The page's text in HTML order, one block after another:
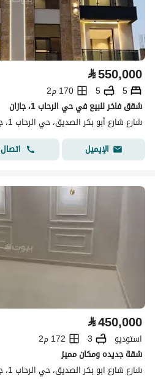
⃁550,000
5
5
170 م2
شقق فاخر للبيع في حي الرحاب 1، جازان
شارع شارع أبو بكر الصديق، حي الرحاب 1، جازان
الإيميل
اتصال
⃁450,000
استوديو 3
172 م2
شقة جديده ومكان مميز
شارع شارع ابو بكر الصديق، حي الرحاب 1، جازان